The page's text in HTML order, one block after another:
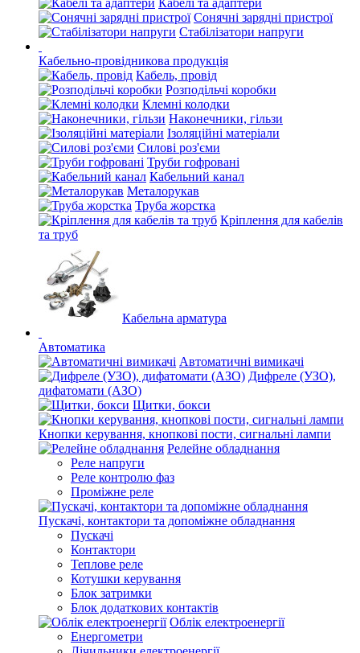
Кабелі та адаптери
Сонячні зарядні пристрої
Стабілізатори напруги
Кабельно-провідникова продукція
Кабель, провід
Розподільчі коробки
Клемні колодки
Наконечники, гільзи
Ізоляційні матеріали
Силові роз'єми
Труби гофровані
Кабельний канал
Металорукав
Труба жорстка
Кріплення для кабелів
та труб
Кабельна арматура
Автоматика
Автоматичні вимикачі
Дифреле (УЗО),
дифатомати (АЗО)
Щитки, бокси
Кнопки керування, кнопкові пости, сигнальні лампи
Релейне обладнання
Реле напруги
Реле контролю фаз
Проміжне реле
Пускачі, контактори та допоміжне обладнання
Пускачі
Контактори
Теплове реле
Котушки керування
Блок затримки
Блок додаткових контактів
Облік електроенергії
Енергометри